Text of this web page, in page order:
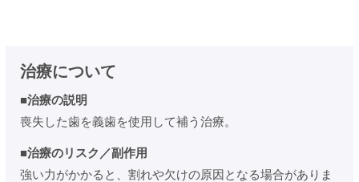
治療について
■治療の説明
喪失した歯を義歯を使用して補う治療。
■治療のリスク／副作用
強い力がかかると、割れや欠けの原因となる場合がありま